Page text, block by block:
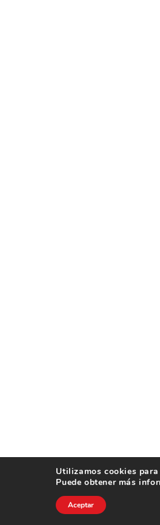
Utilizamos cookies
Puede obtener más
Aceptar